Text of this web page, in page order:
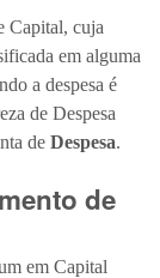
Capital, cuja
em alguma
a despesa é
de Despesa
de Despesa.
de
em Capital